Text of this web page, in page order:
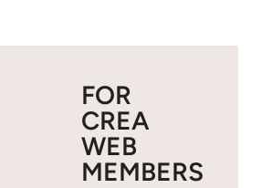
FOR
CREA
WEB
MEMBERS